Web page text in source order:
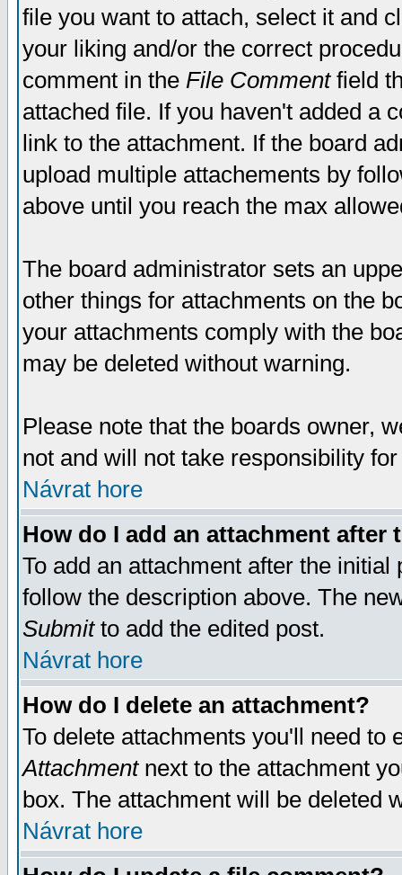
file you want to attach, select it and
your liking and/or the correct
comment in the File Commentfield
attached file. If you haven't added a
link to the attachment. If the board
upload multiple attachements by
above until you reach the max
The board administrator sets an
other things for attachments on the
your attachments comply with the
may be deleted without warning.
Please note that the boards owner,
not and will not take responsibility
Návrat hore
How do I add an attachment after
To add an attachment after the
follow the description above. The
Submitto add the edited post.
Návrat hore
How do I delete an attachment?
To delete attachments you'll need
Attachmentnext to the attachment
box. The attachment will be deleted
Návrat hore